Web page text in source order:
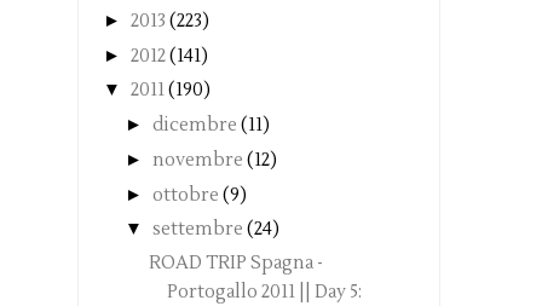
► 2013 (223)
► 2012(141)
▼ 2011(190)
► dicembre (11)
► novembre (12)
► ottobre (9)
▼ settembre (24)
ROAD TRIP Spagna -
Portogallo 2011 || Day 5: